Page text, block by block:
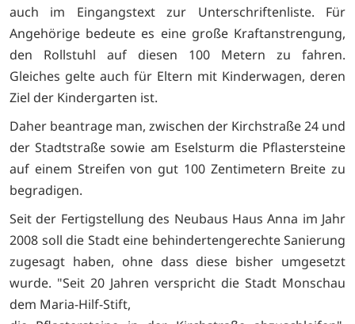
auch im Eingangstext zur Unterschriftenliste. Für
Angehörige bedeute es eine große Kraftanstrengung,
den Rollstuhl auf diesen 100 Metern zu fahren.
Gleiches gelte auch für Eltern mit Kinderwagen, deren
Ziel der Kindergarten ist.
Daher beantrage man, zwischen der Kirchstraße 24 und
der Stadtstraße sowie am Eselsturm die Pflastersteine
auf einem Streifen von gut 100 Zentimetern Breite zu
begradigen.
Seit der Fertigstellung des Neubaus Haus Anna im Jahr
2008 soll die Stadt eine behindertengerechte Sanierung
zugesagt haben, ohne dass diese bisher umgesetzt
wurde. "Seit 20 Jahren verspricht die Stadt Monschau
dem Maria-Hilf-Stift,